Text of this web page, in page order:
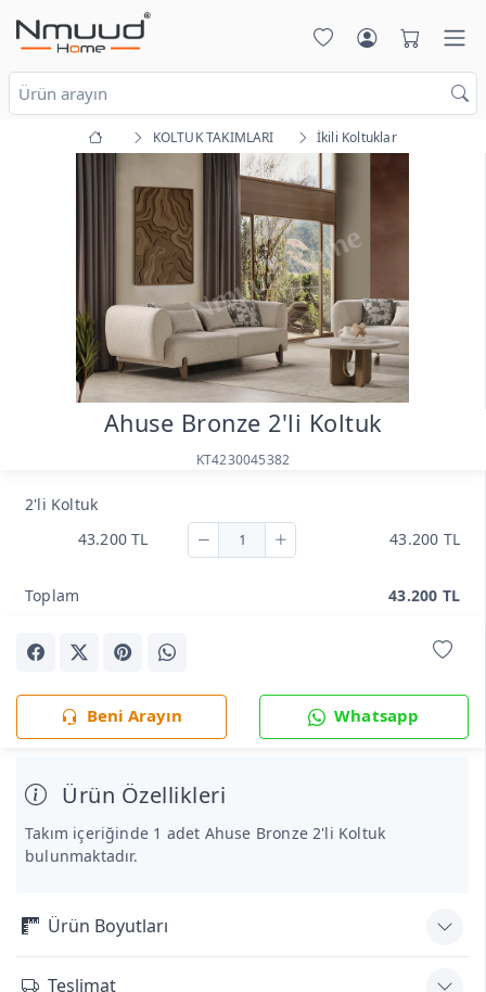
KOLTUK TAKIMLARI İkili Koltuklar
Ahuse Bronze 2'li Koltuk
KT4230045382
2'li Koltuk
43.200 TL
43.200 TL
Toplam 43.200 TL
Beni Arayın Whatsapp
Ürün Özellikleri
Takım içeriğinde 1 adet Ahuse Bronze 2'li Koltuk
bulunmaktadır.
Ürün Boyutları
Teslimat